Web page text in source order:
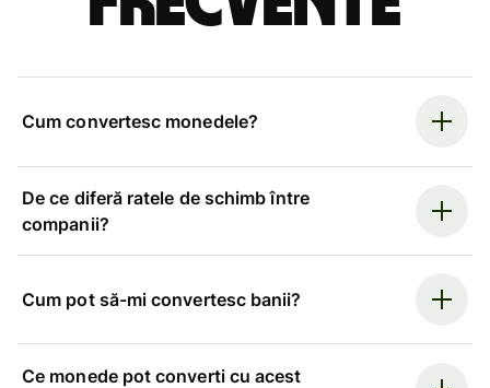
Cum convertesc monedele?
De ce diferă ratele de schimb între
companii?
Cum pot să-mi convertesc banii?
Ce monede pot converti cu acest